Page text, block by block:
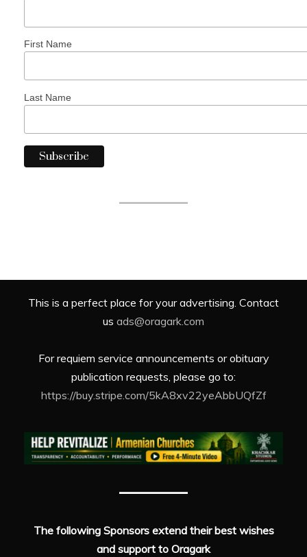
First Name
Last Name
This is a perfect place for your advertising. Contact
us ads@oragark.com
For requiem service announcements or obituary
publication requests, please go to:
https://buy.stripe.com/5kA8xv22yeAbbUQfZf
The following Sponsors extend their best wishes
and support to Oragark